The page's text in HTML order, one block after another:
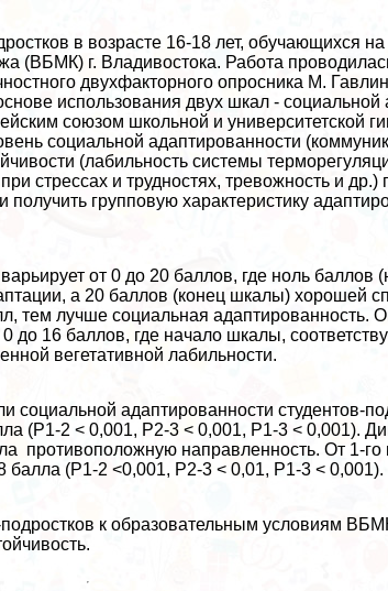
в возрасте 16-18 лет, обучающихся на
(ВБМК) г. Владивостока. Работа
двухфакторного опросника М.
использования двух шкал - социальной
союзом школьной и университетской
социальной адаптированности
(лабильность системы
стрессах и трудностях, тревожность и др.)
групповую хаpaктеристику
от 0 до 20 баллов, где ноль баллов
а 20 баллов (конец шкалы) хорошей
тем лучше социальная адаптированность.
до 16 баллов, где начало шкалы,
вегетативной лабильности.
социальной адаптированности студентов-
(Р1-2 < 0,001, Р2-3 < 0,001, Р1-3 < 0,001).
противоположную направленность. От 1-го
балла (Р1-2 <0,001, Р2-3 < 0,01, Р1-3 < 0,001).
к образовательным условиям